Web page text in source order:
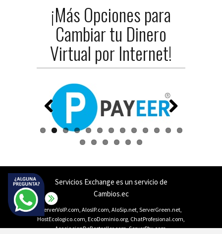
¡Más Opciones para
Cambiar tu Dinero
Virtual por Internet!
Previ
Servicios Exchange es un servicio de
Cambios.ec
ServerVoIP.com AlosIP.com AloSip.net, ServerGreen.net,
HostEcologico.com EcoDominio.org ChatProfesional.com
AsociacionDeBestseller.com,ServerPbx.com,